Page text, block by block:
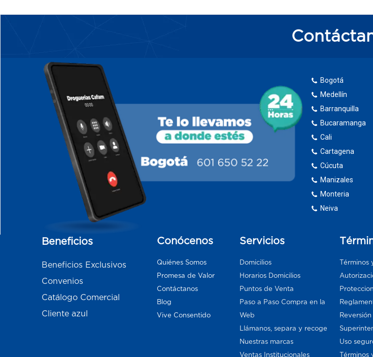
Bogotá
Medellín
Barranquilla
Bucaramanga
Cali
Cartagena
Cúcuta
Manizales
Monteria
Neiva
Beneficios
Beneficios Exclusivos
Convenios
Catálogo Comercial
Cliente azul
Conócenos
Quiénes Somos
Promesa de Valor
Contáctanos
Blog
Vive Consentido
Servicios
Domicilios
Horarios Domicilios
Puntos de Venta
Paso a Paso Compra en la
Web
Llámanos, separa y recoge
Nuestras marcas
Ventas Institucionales
Términos
Uso
Términos